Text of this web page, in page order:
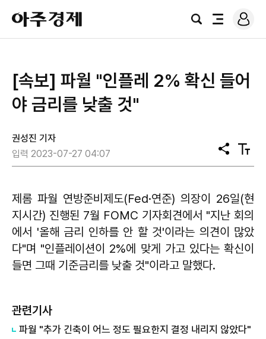
아
주
경
검
전
로
그
[속보] 파월 "인플레 2% 확신 들어
야 금리를 낮출 것"
권성진 기자
입력 2023-07-27 04:07
공
유
텍
스
기
제롬 파월 연방준비제도(Fed·연준) 의장이 26일(현
지시간) 진행된 7월 FOMC 기자회견에서 "지난 회의
에서 '올해 금리 인하를 안 할 것'이라는 의견이 많았
다"며 "인플레이션이 2%에 맞게 가고 있다는 확신이
들면 그때 기준금리를 낮출 것"이라고 말했다.
관련기사
파월 "추가 긴축이 어느 정도 필요한지 결정 내리지 않았다"